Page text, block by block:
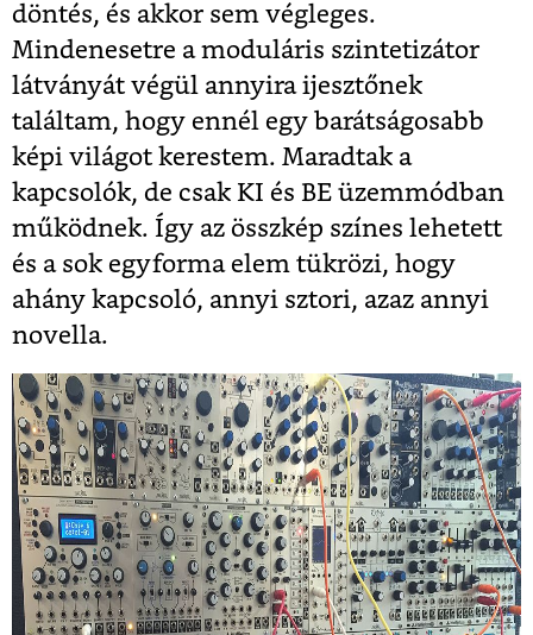
döntés, és akkor sem végleges.
Mindenesetre a moduláris szintetizátor
látványát végül annyira ijesztőnek
találtam, hogy ennél egy barátságosabb
képi világot kerestem. Maradtak a
kapcsolók, de csak KI és BE üzemmódban
működnek. Így az összkép színes lehetett
és a sok egyforma elem tükrözi, hogy
ahány kapcsoló, annyi sztori, azaz annyi
novella.